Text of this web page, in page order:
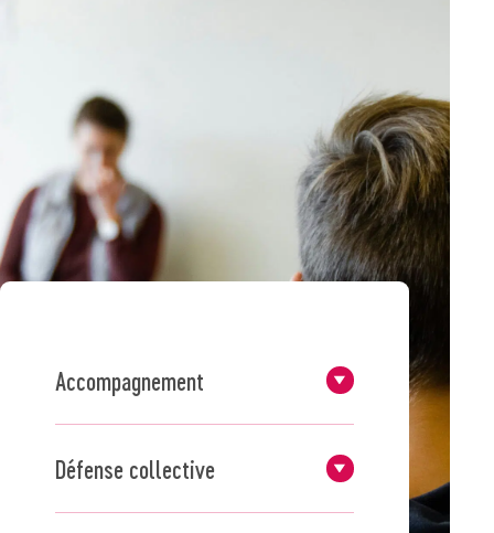
Accompagnement
Défense collective